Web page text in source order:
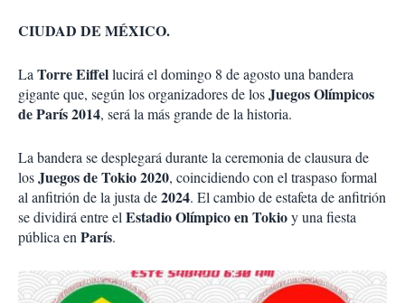
CIUDAD DE MÉXICO.
LaTorre Eiffellucirá el domingo 8 de agosto una bandera
gigante que, según los organizadores de losJuegos Olímpicos
de París 2014, será la más grande de la historia.
La bandera se desplegará durante la ceremonia de clausura de
losJuegos de Tokio 2020, coincidiendo con el traspaso formal
al anfitrión de la justa de2024. El cambio de estafeta de anfitrión
se dividirá entre elEstadio Olímpico en Tokioy una fiesta
pública enParís.